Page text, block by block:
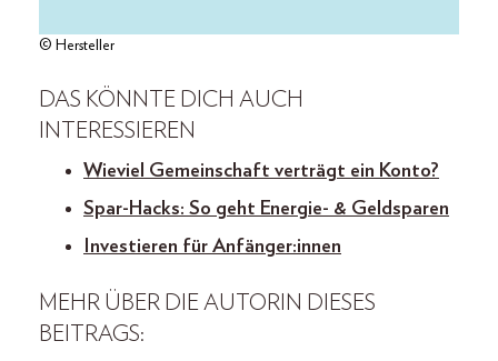
© Hersteller
DAS KÖNNTE DICH AUCH
INTERESSIEREN
Wieviel Gemeinschaft verträgt ein Konto?
Spar-Hacks: So geht Energie- & Geldsparen
Investieren für Anfänger:innen
MEHR ÜBER DIE AUTORIN DIESES
BEITRAGS: